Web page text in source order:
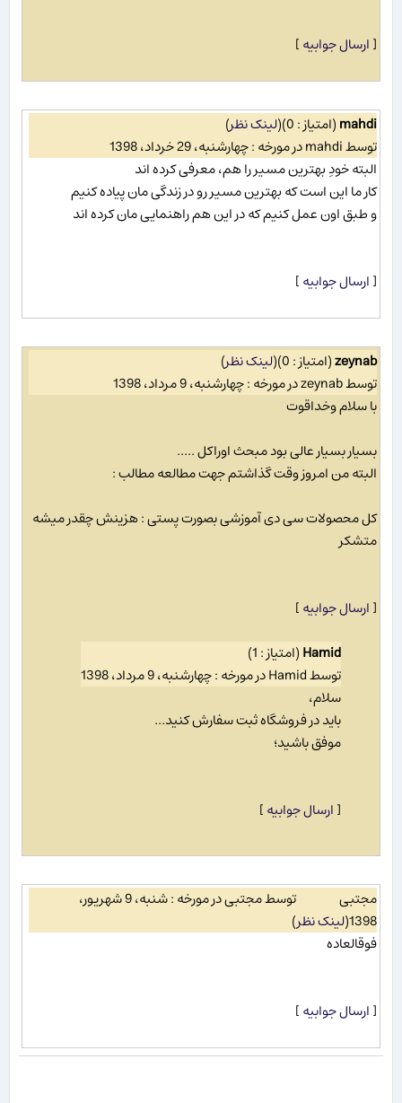
[ارسال جوابیه]
mahdi(امتیاز : 0) (لینک نظر)
توسط mahdi در مورخه : چهارشنبه، 29 خرداد، 1398
البته خودِ بهترین مسیر را هم، معرفی کرده اند
کار ما این است که بهترین مسیر رو در زندگی مان پیاده کنیم
و طبق اون عمل کنیم که در این هم راهنمایی مان کرده اند
[ارسال جوابیه]
zeynab(امتیاز : 0) (لینک نظر)
توسط zeynab در مورخه : چهارشنبه، 9 مرداد، 1398
با سلام وخداقوت
بسیار بسیار عالی بود مبحث اوراکل .....
البته من امروز وقت گذاشتم جهت مطالعه مطالب :
کل محصولات سی دی آموزشی بصورت پستی : هزینش چقدر میشه
متشکر
[ارسال جوابیه]
Hamid(امتیاز : 1)
توسط Hamid در مورخه : چهارشنبه، 9 مرداد، 1398
سلام،
باید در فروشگاه ثبت سفارش کنید...
موفق باشید؛
[ارسال جوابیه]
مجتبی
توسط مجتبی در مورخه : شنبه، 9 شهریور،
1398
(لینک نظر)
فوقالعاده
[ارسال جوابیه]